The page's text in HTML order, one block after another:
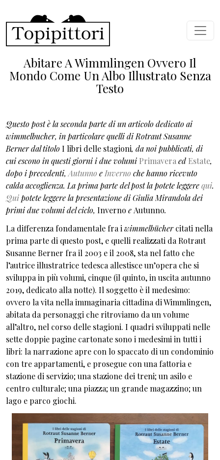
Abitare A Wimmlingen Ovvero Il
Mondo Come Un Albo Illustrato Senza
Testo
Questo post è la seconda parte di un articolo dedicato ai
wimmelbucher, in particolare quelli di Rotraut Susanne
Berner dal titoloI libri delle stagioni, da noi pubblicati, di
cui escono in questi giorni i due volumi Primavera ed Estate,
dopo i precedenti, Autunno e Inverno che hanno ricevuto
calda accoglienza. La prima parte del post la potete leggerequi.
Quipotete leggere la presentazione di Giulia Mirandola dei
primi due volumi del ciclo, Inverno e Autunno.
La differenza fondamentale fra i wimmelbüchercitati nella
prima parte di questo post, e quelli realizzati da Rotraut
Susanne Berner fra il 2003 e il 2008, sta nel fatto che
l’autrice illustratrice tedesca allestisce un’opera che si
sviluppa in più volumi, cinque (il quinto, in uscita autunno
2019, dedicato alla notte). Il soggetto è il medesimo:
ovvero la vita nella immaginaria cittadina di Wimmlingen,
abitata da personaggi che ritroviamo da un volume
all’altro, nel corso delle stagioni. I quadri sviluppati nelle
sette doppie pagine cartonate sono i medesimi in tutti i
libri: la narrazione apre con lo spaccato di un condominio
con tre appartamenti, e prosegue con una fattoria e
stazione di servizio; una stazione dei treni; un asilo e
centro culturale; una piazza; un grande magazzino; un
lago e parco giochi.